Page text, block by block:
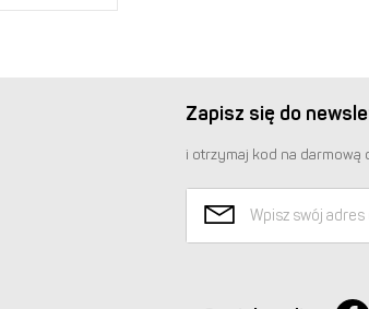
Zapisz się do
i otrzymaj kod na darmową